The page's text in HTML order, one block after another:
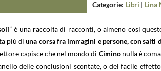
Categorie: Libri | Lina
” è una raccolta di racconti, o almeno così
più diuna corsa fra immagini e persone, con salti
capisce che nel mondo di Ciminonulla è
delle conclusioni scontate, o del facile